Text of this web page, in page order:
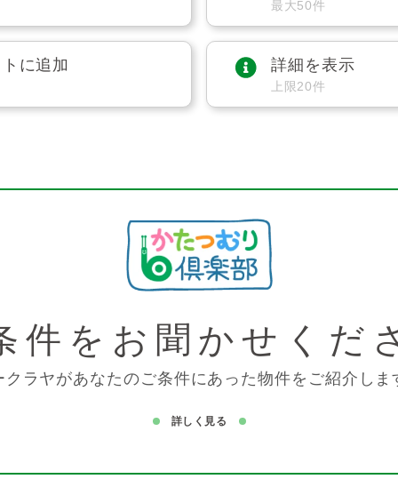
最大50件
に追加 詳細を表示
上限20件
件を お聞かせくだ
クラヤがあなたのご条件にあった物件をご紹介しま
詳しく見る